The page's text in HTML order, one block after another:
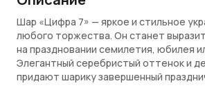
Шар «Цифра 7» — яркое и стильное
любого торжества. Он станет
на праздновании семилетия, юбилея
Элегантный серебристый оттенок и
придают шарику завершенный